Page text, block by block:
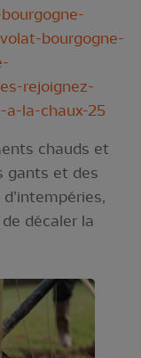
bourgogne-
rejoignez-
a-la-chaux-25
chauds et
gants et des
décaler la